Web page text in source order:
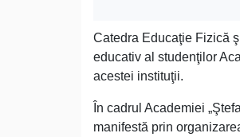
Catedra Educaţie Fizică
educativ al studenţilor
acestei instituţii.
În cadrul Academiei
manifestă prin